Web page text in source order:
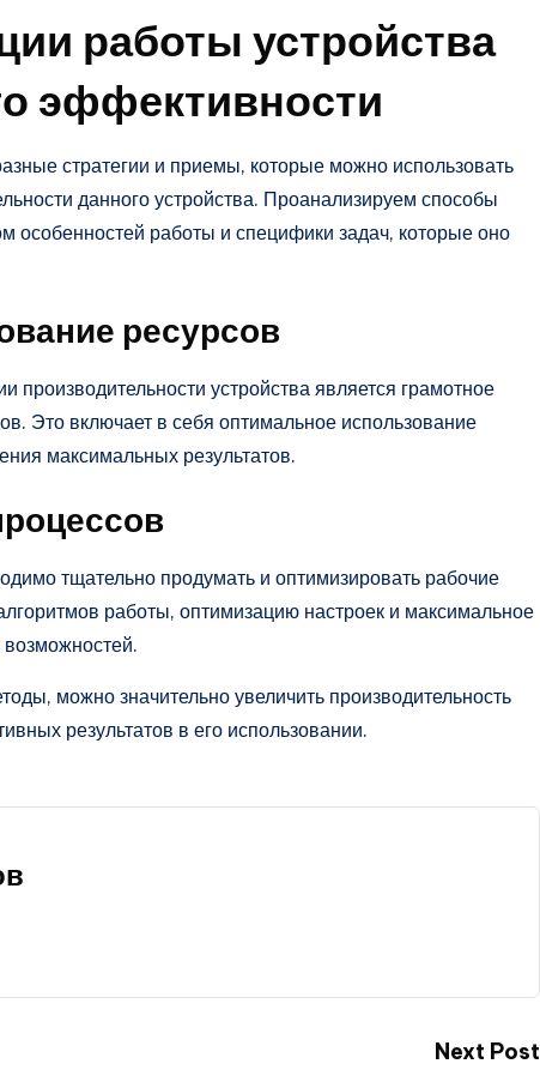
работы устройства
эффективности
стратегии и приемы, которые можно использовать
данного устройства. Проанализируем способы
особенностей работы и специфики задач, которые оно
ресурсов
устройства является грамотное
Это включает в себя оптимальное использование
максимальных результатов.
тщательно продумать и оптимизировать рабочие
работы, оптимизацию настроек и максимальное
можно значительно увеличить производительность
результатов в его использовании.
Next Post